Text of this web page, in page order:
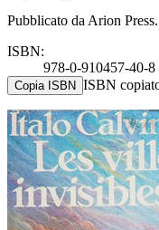
Pubblicato da Arion Press.
ISBN:
978-0-910457-40-8
Copia ISBN ISBN